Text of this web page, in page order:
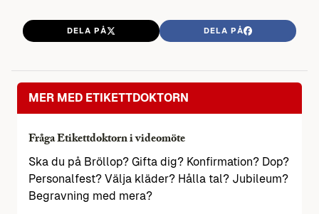
DELA PÅ DELA PÅ
MER MED ETIKETTDOKTORN
Fråga Etikettdoktorn i videomöte
Ska du på Bröllop? Gifta dig? Konfirmation? Dop?
Personalfest? Välja kläder? Hålla tal? Jubileum?
Begravning med mera?